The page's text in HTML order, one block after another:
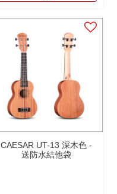
CAESAR UT-13 深木色 -
送防水結他袋